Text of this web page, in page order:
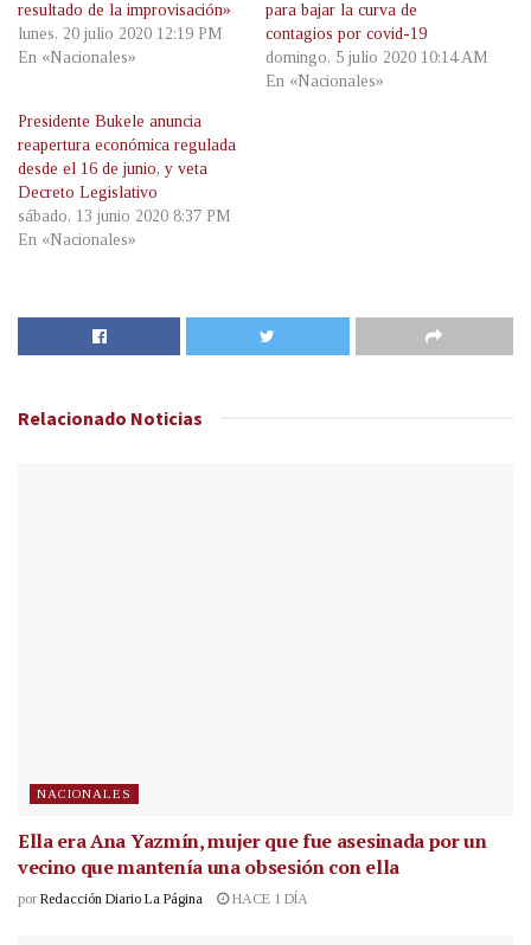
resultado de la improvisación»
lunes, 20 julio 2020 12:19 PM
En «Nacionales»
para bajar la curva de
contagios por covid-19
domingo, 5 julio 2020 10:14 AM
En «Nacionales»
Presidente Bukele anuncia
reapertura económica regulada
desde el 16 de junio, y veta
Decreto Legislativo
sábado, 13 junio 2020 8:37 PM
En «Nacionales»
Relacionado Noticias
NACIONALES
Ella era Ana Yazmín, mujer que fue asesinada por un
vecino que mantenía una obsesión con ella
por Redacción Diario La Página HACE 1 DÍA